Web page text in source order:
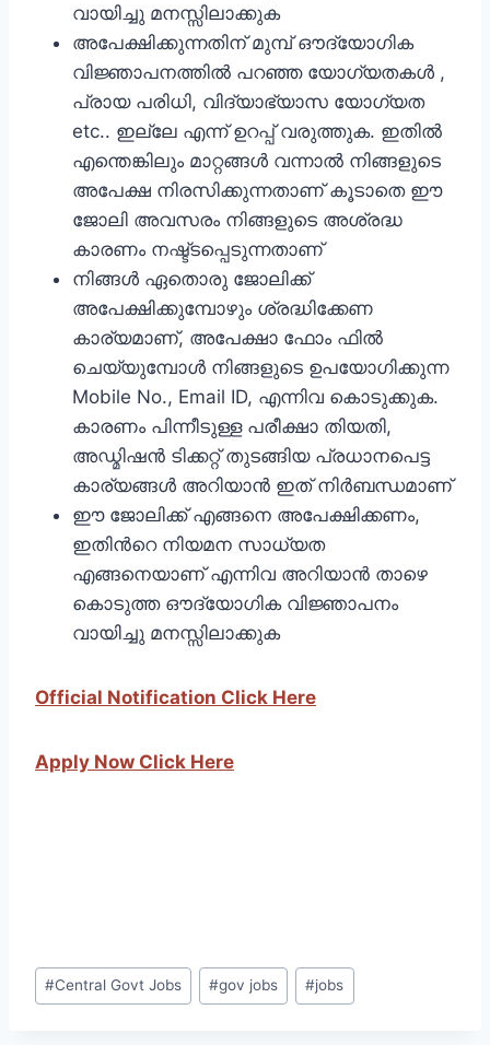
വായിച്ചു മനസ്സിലാക്കുക
അപേക്ഷിക്കുന്നതിന് മുമ്പ് ഔദ്യോഗിക
വിജ്ഞാപനത്തില്‍ പറഞ്ഞ യോഗ്യതകള്‍ ,
പ്രായ പരിധി, വിദ്യാഭ്യാസ യോഗ്യത
etc.. ഇല്ലേ എന്ന് ഉറപ്പ് വരുത്തുക. ഇതില്‍
എന്തെങ്കിലും മാറ്റങ്ങള്‍ വന്നാല്‍ നിങ്ങളുടെ
അപേക്ഷ നിരസിക്കുന്നതാണ് കൂടാതെ ഈ
ജോലി അവസരം നിങ്ങളുടെ അശ്രദ്ധ
കാരണം നഷ്ട്ടപ്പെടുന്നതാണ്
നിങ്ങള്‍ ഏതൊരു ജോലിക്ക്
അപേക്ഷിക്കുമ്പോഴും ശ്രദ്ധിക്കേണ
കാര്യമാണ്, അപേക്ഷാ ഫോം ഫില്‍
ചെയ്യുമ്പോള്‍ നിങ്ങളുടെ ഉപയോഗിക്കുന്ന
Mobile No., Email ID, എന്നിവ കൊടുക്കുക.
കാരണം പിന്നീടുള്ള പരീക്ഷാ തിയതി,
അഡ്മിഷന്‍ ടിക്കറ്റ് തുടങ്ങിയ പ്രധാനപെട്ട
കാര്യങ്ങള്‍ അറിയാന്‍ ഇത് നിര്‍ബന്ധമാണ്‌
ഈ ജോലിക്ക് എങ്ങനെ അപേക്ഷിക്കണം,
ഇതിന്‍റെ നിയമന സാധ്യത
എങ്ങനെയാണ് എന്നിവ അറിയാന്‍ താഴെ
കൊടുത്ത ഔദ്യോഗിക വിജ്ഞാപനം
വായിച്ചു മനസ്സിലാക്കുക
Official Notification Click Here
Apply Now Click Here
Post
Tags:
#Central Govt Jobs #gov jobs #jobs